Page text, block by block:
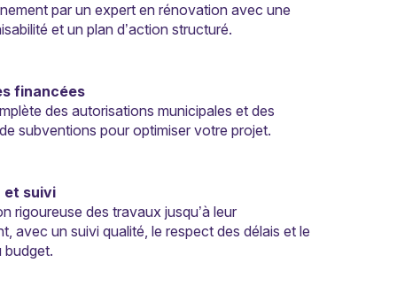
par un expert en rénovation avec une
et un plan d’action structuré.
financées
des autorisations municipales et des
subventions pour optimiser votre projet.
et suivi
rigoureuse des travaux jusqu’à leur
avec un suivi qualité, le respect des délais et le
budget.